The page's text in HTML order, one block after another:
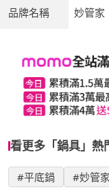
品牌名稱 妙管家
看更多「鍋具」熱
#平底鍋 #妙管家